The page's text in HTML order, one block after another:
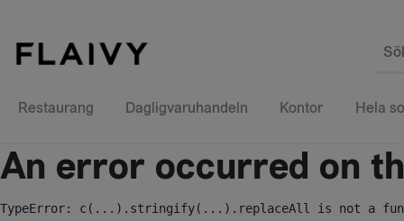
Restaurang Dagligvaruhandeln Kontor Hela
An error occurred on
TypeError: c(...).stringify(...).replaceAll is not a